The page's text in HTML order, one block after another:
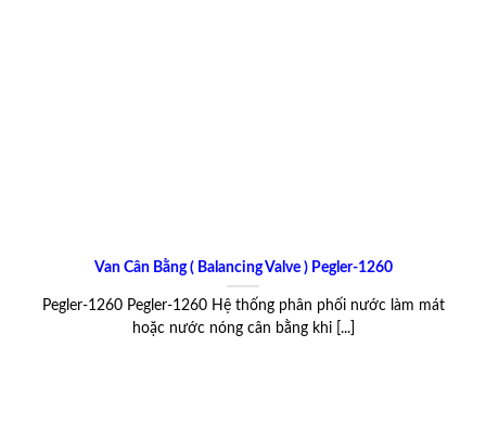
Van Cân Bằng ( Balancing Valve ) Pegler-1260
Pegler-1260 Pegler-1260 Hệ thống phân phối nước làm mát
hoặc nước nóng cân bằng khi [...]